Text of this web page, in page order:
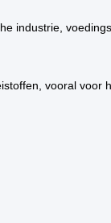
industrie,
vooral